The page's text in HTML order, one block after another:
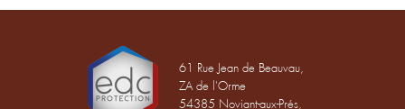
61 Rue Jean de Beauvau,
ZA de l'Orme
54385 Noviant-aux-Prés,